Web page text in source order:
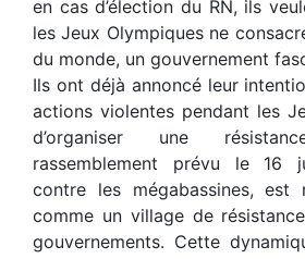
en cas d’élection du RN, ils
les Jeux Olympiques ne
du monde, un gouvernement
Ils ont déjà annoncé leur
actions violentes pendant les
d’organiser une
rassemblement prévu le 16
contre les mégabassines, est
comme un village de
gouvernements. Cette